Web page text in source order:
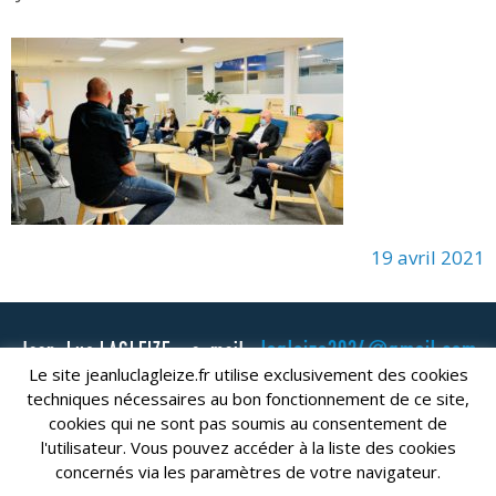
19 avril 2021
Jean-Luc LAGLEIZE - e-mail :lagleize2024@gmail.com
Mentions Légales- Copyright © 2024. Tous droits réservés.
Le site jeanluclagleize.fr utilise exclusivement des cookies
techniques nécessaires au bon fonctionnement de ce site,
cookies qui ne sont pas soumis au consentement de
l'utilisateur. Vous pouvez accéder à la liste des cookies
concernés via les paramètres de votre navigateur.